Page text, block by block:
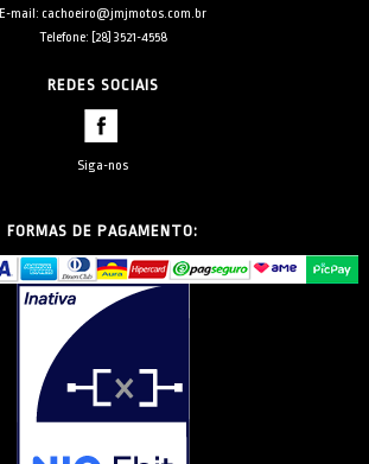
E-mail: cachoeiro@jmjmotos.com.br
Telefone: [28] 3521-4558
REDES SOCIAIS
Siga-nos
FORMAS DE PAGAMENTO: